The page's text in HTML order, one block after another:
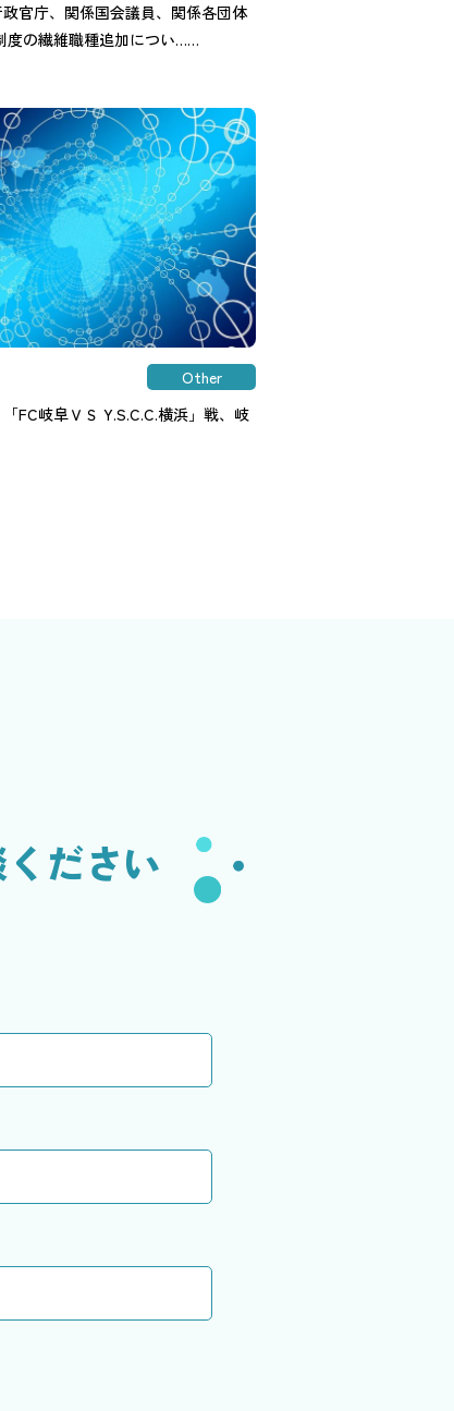
官庁、関係国会議員、関係各団体
度の繊維職種追加につい……
Other
「FC岐阜ＶＳ Y.S.C.C.横浜」戦、岐
ださい